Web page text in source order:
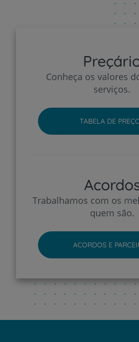
Conheça os valores
serviços.
TABELA DE
Trabalhamos com os
quem são.
ACORDOS E